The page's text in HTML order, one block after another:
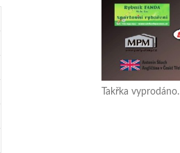
Takřka vyprodáno.